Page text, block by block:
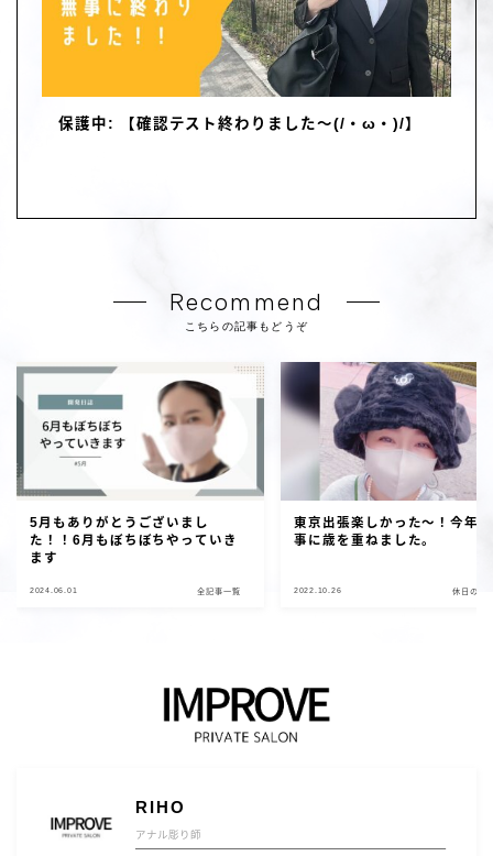
保護中: 【確認テスト終わりました～(/・ω・)/】
Recommend
こちらの記事もどうぞ
5月もありがとうございまし
た！！6月もぼちぼちやっていき
ます
2024.06.01 全記事一覧
東京出張楽しかった～！今年
事に歳を重ねました。
2022.10.26 休日の彫
RIHO
アナル彫り師